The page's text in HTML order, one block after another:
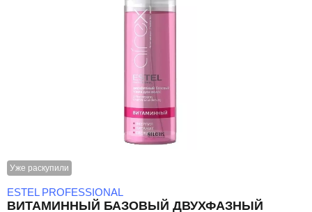
Уже раскупили
ESTEL PROFESSIONAL
ВИТАМИННЫЙ БАЗОВЫЙ ДВУХФАЗНЫЙ